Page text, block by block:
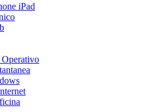
iPad